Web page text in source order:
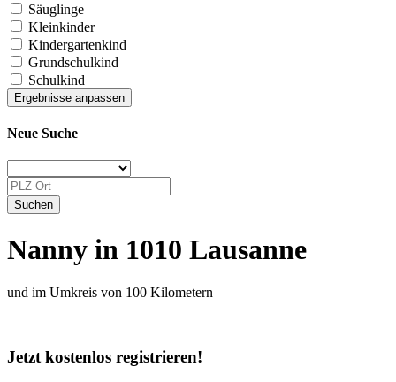
Säuglinge
Kleinkinder
Kindergartenkind
Grundschulkind
Schulkind
Neue Suche
Nanny in 1010 Lausanne
und im Umkreis von 100 Kilometern
Jetzt kostenlos registrieren!